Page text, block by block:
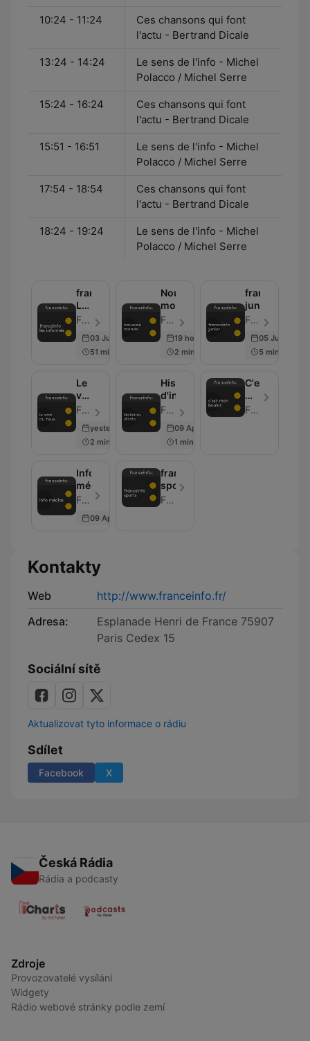
10:24 - 11:24
Ces chansons qui font
l'actu - Bertrand Dicale
13:24 - 14:24
Le sens de l'info - Michel
Polacco / Michel Serre
15:24 - 16:24
Ces chansons qui font
l'actu - Bertrand Dicale
15:51 - 16:51
Le sens de l'info - Michel
Polacco / Michel Serre
17:54 - 18:54
Ces chansons qui font
l'actu - Bertrand Dicale
18:24 - 19:24
Le sens de l'info - Michel
Polacco / Michel Serre
franceinfo:
Les
informés
France Info - Epizoda 29
03 Jul 2026
51 min
Nouveau
monde
France Info - Epizoda 10
19 hours ago
2 min
franceinfo:
junior
France Info - Epizoda 13
05 Jul 2026
5 min
Le
vrai
du
faux
France Info - Epizoda 68
yesterday
2 min
Histoires
d'info
France Info - Epizoda 11
09 Apr 2026
1 min
C'est
mon
boulot
France Info
Info
médias
France Info - Epizoda 18
09 Apr 2026
franceinfo:
sports
France Info
Kontakty
Web
http://www.franceinfo.fr/
Adresa:
Esplanade Henri de France 75907
Paris Cedex 15
Sociální sítě
Aktualizovat tyto informace o rádiu
Sdílet
Facebook X
Česká Rádia
Rádia a podcasty
Zdroje
Provozovatelé vysílání
Widgety
Rádio webové stránky podle zemí